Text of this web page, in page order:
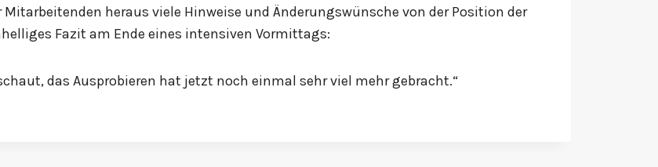
heraus viele Hinweise und Änderungswünsche von der Position der
Fazit am Ende eines intensiven Vormittags:
das Ausprobieren hat jetzt noch einmal sehr viel mehr gebracht.“